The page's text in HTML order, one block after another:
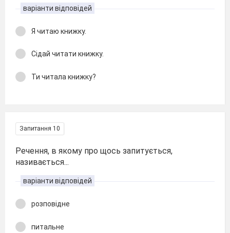
варіанти відповідей
Я читаю книжку.
Сідай читати книжку.
Ти читала книжку?
Запитання 10
Речення, в якому про щось запитується,
називається...
варіанти відповідей
розповідне
питальне